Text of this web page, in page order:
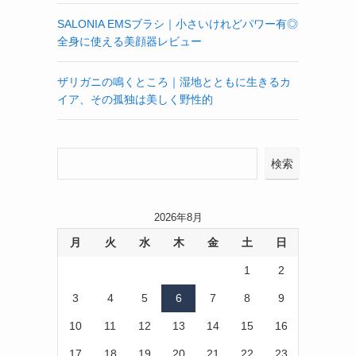
SALONIA EMSブラシ｜小さいけれどパワー有◎
全身に使える美顔器レビュー
ザリガニの鳴くところ｜湿地とともに生きるカ
イア、その孤独は美しく野性的
検索
2026年8月
月 火 水 木 金 土 日
1 2
3 4 5 6 7 8 9
10 11 12 13 14 15 16
17 18 19 20 21 22 23